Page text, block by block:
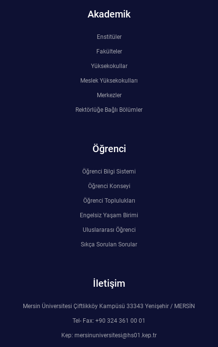
Akademik
Enstitüler
Fakülteler
Yüksekokullar
Meslek Yüksekokulları
Merkezler
Rektörlüğe Bağlı Bölümler
Öğrenci
Öğrenci Bilgi Sistemi
Öğrenci Konseyi
Öğrenci Toplulukları
Engelsiz Yaşam Birimi
Uluslararası Öğrenci
Sıkça Sorulan Sorular
İletişim
Mersin Üniversitesi Çiftlikköy Kampüsü 33343 Yenişehir / MERSİN
Tel- Fax: +90 324 361 00 01
Kep: mersinuniversitesi@hs01.kep.tr